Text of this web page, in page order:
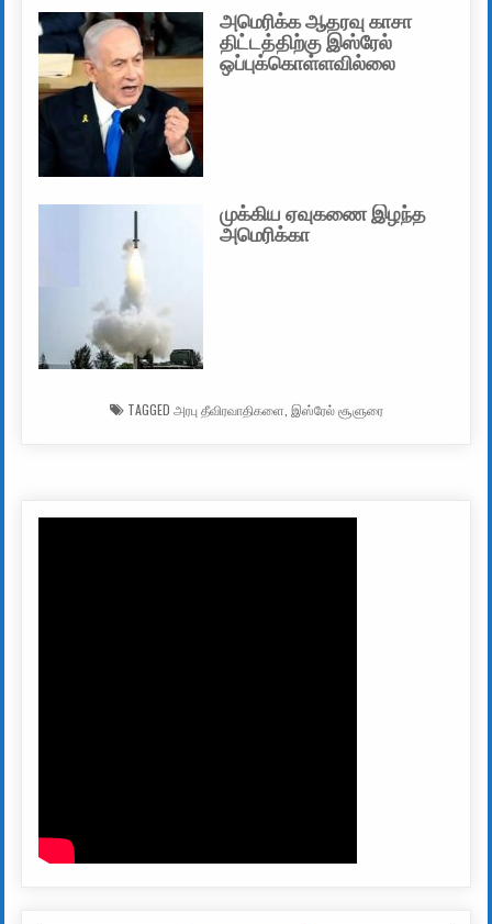
அமெரிக்க ஆதரவு காசா
திட்டத்திற்கு இஸ்ரேல்
ஒப்புக்கொள்ளவில்லை
முக்கிய ஏவுகணை இழந்த
அமெரிக்கா
TAGGED அரபு தீவிரவாதிகளை இஸ்ரேல் சூளுரை